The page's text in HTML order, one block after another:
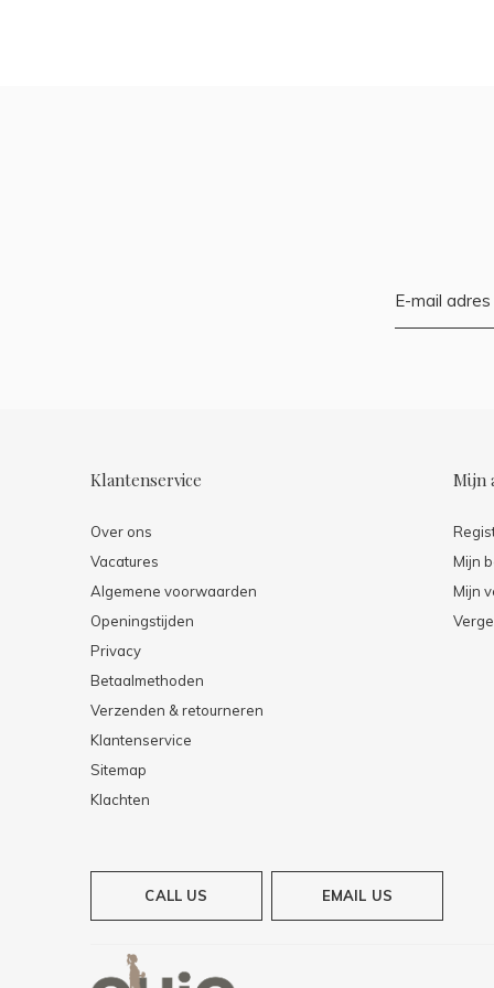
Klantenservice
Over ons
Vacatures
Algemene voorwaarden
Openingstijden
Privacy
Betaalmethoden
Verzenden & retourneren
Klantenservice
Sitemap
Klachten
Mijn
Mijn
Mijn
CALL US EMAIL US